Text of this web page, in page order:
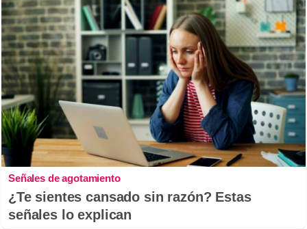
Señales de agotamiento
¿Te sientes cansado sin razón? Estas
señales lo explican